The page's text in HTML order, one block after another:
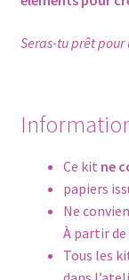
Seras-tu prêt pour
Ce kit ne
papiers
Ne
À partir de
Tous les